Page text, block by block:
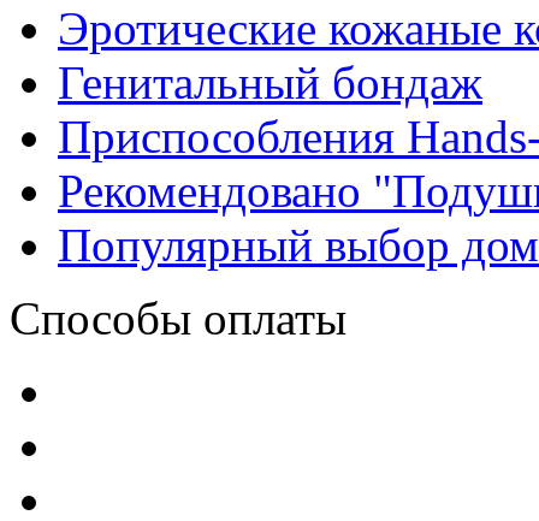
Эротические кожаные
Генитальный бондаж
Приспособления
Рекомендовано
Популярный выбор
Способы оплаты